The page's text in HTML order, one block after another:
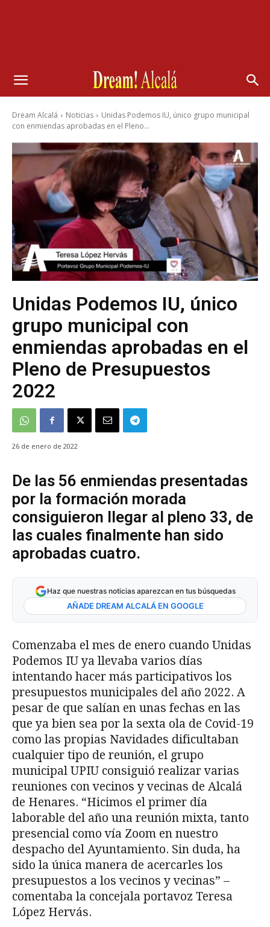
Dream Alcalá Noticias
Unidas Podemos IU, único grupo municipal
con enmiendas aprobadas en el Pleno...
Unidas Podemos IU, único
grupo municipal con
enmiendas aprobadas en el
Pleno de Presupuestos
2022
26 de enero de 2022
De las 56 enmiendas presentadas
por la formación morada
consiguieron llegar al pleno 33, de
las cuales finalmente han sido
aprobadas cuatro.
Haz que nuestras noticias aparezcan en tus búsquedas
AÑADE DREAM ALCALÁ EN GOOGLE
Comenzaba el mes de enero cuando Unidas
Podemos IU ya llevaba varios días
intentando hacer más participativos los
presupuestos municipales del año 2022. A
pesar de que salían en unas fechas en las
que ya bien sea por la sexta ola de Covid-19
como las propias Navidades dificultaban
cualquier tipo de reunión, el grupo
municipal UPIU consiguió realizar varias
reuniones con vecinos y vecinas de Alcalá
de Henares. “Hicimos el primer día
laborable del año una reunión mixta, tanto
presencial como vía Zoom en nuestro
despacho del Ayuntamiento. Sin duda, ha
sido la única manera de acercarles los
presupuestos a los vecinos y vecinas” –
comentaba la concejala portavoz Teresa
López Hervás.